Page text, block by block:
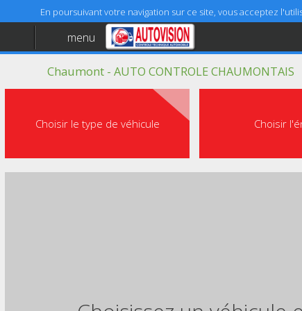
En poursuivant votre navigation sur ce site, vous acceptez
menu
Chaumont - AUTO CONTROLE CHAUMONTAIS
Choisir le type de véhicule Choisir